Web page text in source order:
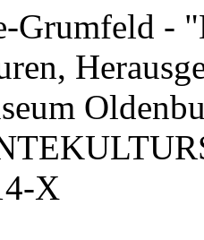
Grumfeld -
X